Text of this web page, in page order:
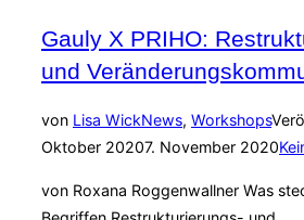
Gauly X PRIHO:
und
von Lisa WickNews, Workshops
Oktober 20207. November 2020
von Roxana Roggenwallner Was